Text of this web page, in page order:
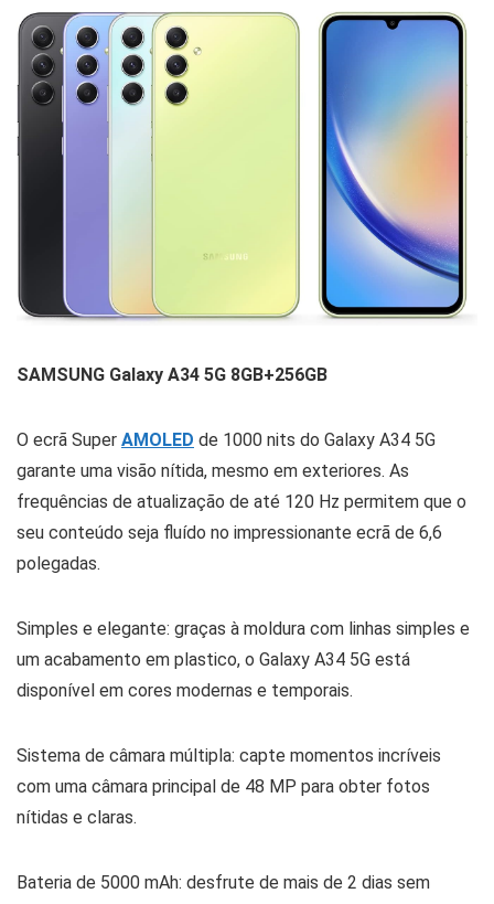
SAMSUNG Galaxy A34 5G 8GB+256GB
O ecrã Super AMOLED de 1000 nits do Galaxy A34 5G
garante uma visão nítida, mesmo em exteriores. As
frequências de atualização de até 120 Hz permitem que o
seu conteúdo seja fluído no impressionante ecrã de 6,6
polegadas.
Simples e elegante: graças à moldura com linhas simples e
um acabamento em plastico, o Galaxy A34 5G está
disponível em cores modernas e temporais.
Sistema de câmara múltipla: capte momentos incríveis
com uma câmara principal de 48 MP para obter fotos
nítidas e claras.
Bateria de 5000 mAh: desfrute de mais de 2 dias sem